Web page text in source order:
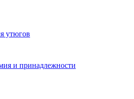
утюгов
и принадлежности